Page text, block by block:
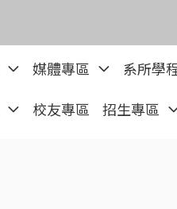
媒體專區 系所學
校友專區 招生專區